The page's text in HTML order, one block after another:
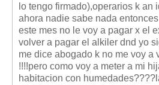
lo tengo firmado),operarios k an
ahora nadie sabe nada
este mes no le voy a pagar x el
volver a pagar el alkiler dnd yo
me dice abogado k no me voy a
!!!!pero como voy a meter a mi
habitacion con